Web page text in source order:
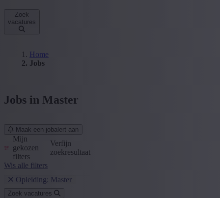
Zoek
vacatures
Home
Jobs
Jobs in Master
Maak een jobalert aan
Mijn
gekozen
filters
Verfijn
zoekresultaat
Wis alle filters
Opleiding: Master
Zoek vacatures